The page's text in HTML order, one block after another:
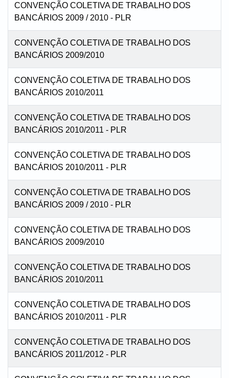
CONVENÇÃO COLETIVA DE TRABALHO DOS
BANCÁRIOS 2009 / 2010 - PLR
CONVENÇÃO COLETIVA DE TRABALHO DOS
BANCÁRIOS 2009/2010
CONVENÇÃO COLETIVA DE TRABALHO DOS
BANCÁRIOS 2010/2011
CONVENÇÃO COLETIVA DE TRABALHO DOS
BANCÁRIOS 2010/2011 - PLR
CONVENÇÃO COLETIVA DE TRABALHO DOS
BANCÁRIOS 2010/2011 - PLR
CONVENÇÃO COLETIVA DE TRABALHO DOS
BANCÁRIOS 2009 / 2010 - PLR
CONVENÇÃO COLETIVA DE TRABALHO DOS
BANCÁRIOS 2009/2010
CONVENÇÃO COLETIVA DE TRABALHO DOS
BANCÁRIOS 2010/2011
CONVENÇÃO COLETIVA DE TRABALHO DOS
BANCÁRIOS 2010/2011 - PLR
CONVENÇÃO COLETIVA DE TRABALHO DOS
BANCÁRIOS 2011/2012 - PLR